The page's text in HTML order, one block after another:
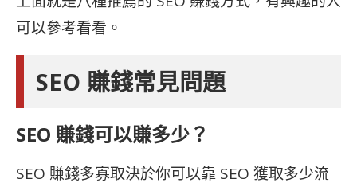
可以參考看看。
SEO 賺錢常見問題
SEO 賺錢可以賺多少？
SEO 賺錢多寡取決於你可以靠 SEO 獲取多少流